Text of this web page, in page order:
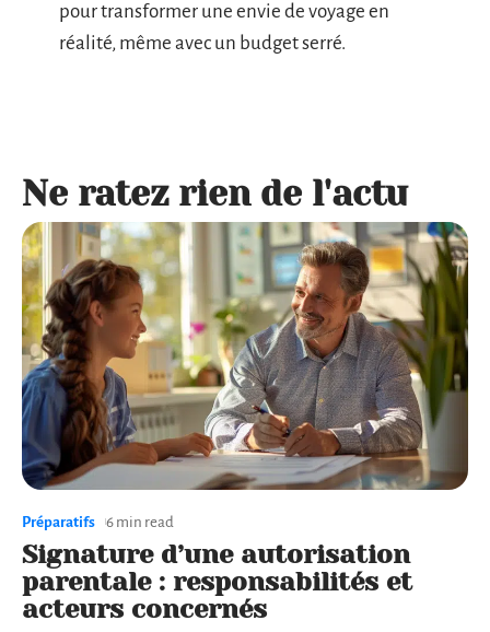
pour transformer une envie de voyage en
réalité, même avec un budget serré.
Ne ratez rien de l'actu
Préparatifs 6 min read
Signature d’une autorisation
parentale : responsabilités et
acteurs concernés